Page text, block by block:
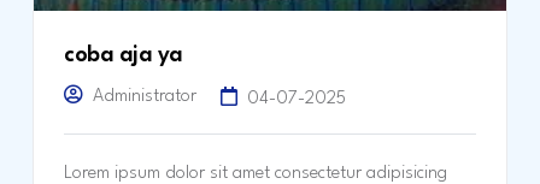
coba aja ya
Administrator 04-07-2025
Lorem ipsum dolor sit amet consectetur adipisicing